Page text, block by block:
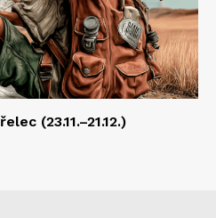
(23.11.–21.12.)